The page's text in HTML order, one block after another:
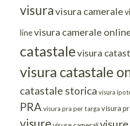
visuravisura camerale
linevisura camerale
catastalevisura
visura catastale
catastale storica visura
PRA visura pra per targa visura